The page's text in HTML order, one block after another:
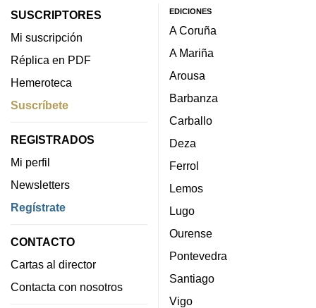
SUSCRIPTORES
Mi suscripción
Réplica en PDF
Hemeroteca
Suscríbete
REGISTRADOS
Mi perfil
Newsletters
Regístrate
CONTACTO
Cartas al director
Contacta con nosotros
EDICIONES
A Coruña
A Mariña
Arousa
Barbanza
Carballo
Deza
Ferrol
Lemos
Lugo
Ourense
Pontevedra
Santiago
Vigo